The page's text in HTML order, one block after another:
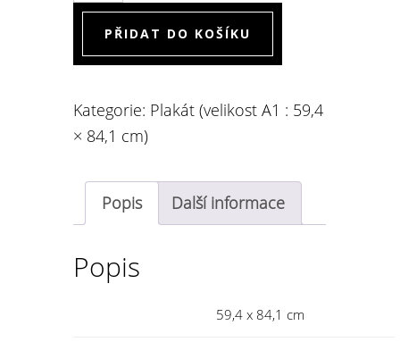
Symbol
krása
nebezpečná
a
jakých
okolností?'
PŘIDAT DO KOŠÍKU
Kategorie: Plakát (velikost A1 : 59,4
× 84,1 cm)
Popis Další informace
Popis
59,4 x 84,1 cm